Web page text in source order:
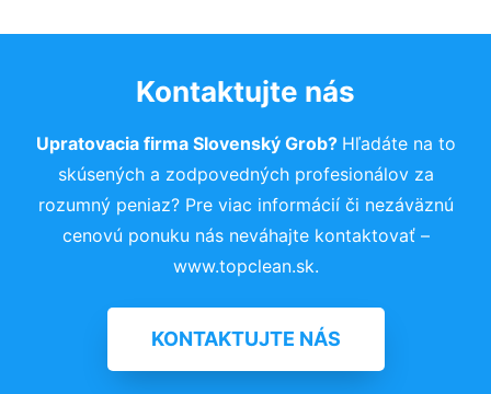
Kontaktujte nás
Upratovacia firma Slovenský Grob? Hľadáte na to
skúsených a zodpovedných profesionálov za
rozumný peniaz? Pre viac informácií či nezáväznú
cenovú ponuku nás neváhajte kontaktovať –
www.topclean.sk.
KONTAKTUJTE NÁS